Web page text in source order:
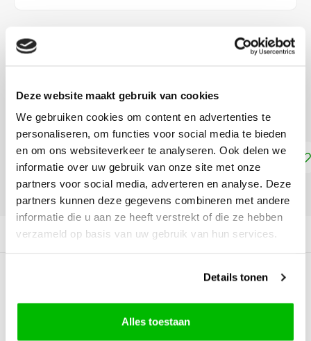
Deze website maakt gebruik van cookies
We gebruiken cookies om content en advertenties te
personaliseren, om functies voor social media te bieden
en om ons websiteverkeer te analyseren. Ook delen we
informatie over uw gebruik van onze site met onze
partners voor social media, adverteren en analyse. Deze
partners kunnen deze gegevens combineren met andere
informatie die u aan ze heeft verstrekt of die ze hebben
verzameld op basis van uw gebruik van hun services.
Details tonen
Alles toestaan
€24,99
ca. 48 x 34 cm
Moeilijkheidsgraad: 2/5Lees meer
Toevoegen aan winkelwagen
Productomschrijving